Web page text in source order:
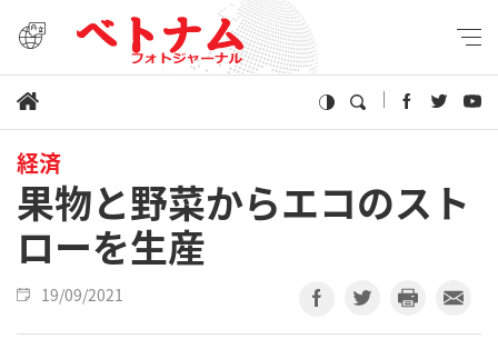
経済
果物と野菜からエコのスト
ローを生産
19/09/2021